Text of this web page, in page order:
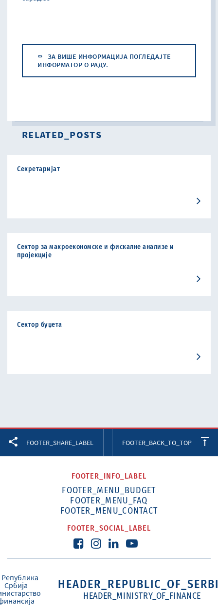
ЗА ВИШЕ ИНФОРМАЦИЈА ПОГЛЕДАЈТЕ
ИНФОРМАТОР О РАДУ.
RELATED_POSTS
Секретаријат
Сектор за макроекономске и фискалне анализе и
пројекције
Сектор буџета
FOOTER_SHARE_LABEL FOOTER_BACK_TO_TOP
FOOTER_INFO_LABEL
FOOTER_MENU_BUDGET
FOOTER_MENU_FAQ
FOOTER_MENU_CONTACT
FOOTER_SOCIAL_LABEL
HEADER_MINISTRY_OF_FINANCE